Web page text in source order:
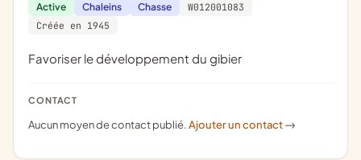
Active Chaleins Chasse
W012001083
Créée en 1945
favoriser le développement du gibier
CONTACT
Aucun moyen de contact publié.Ajouter un contact ->